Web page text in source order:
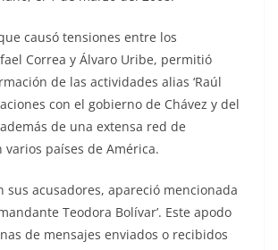
causó tensiones entre los
Correa y Álvaro Uribe, permitió
de las actividades alias ‘Raúl
con el gobierno de Chávez y del
de una extensa red de
varios países de América.
sus acusadores, apareció mencionada
Teodora Bolívar’. Este apodo
de mensajes enviados o recibidos